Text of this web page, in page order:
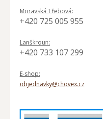
Moravská Třebová:
+420 725 005 955
Lanškroun:
+420 733 107 299
E-shop:
objednavky@chovex.cz